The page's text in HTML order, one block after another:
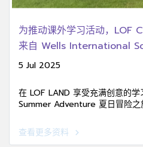
为推动课外学习活动，LOF
来自 Wells International School
Campus 的学生前来 LOF
5 Jul 2025
在 LOF LAND 享受充满创意的
Summer Adventure 夏日冒险之
查看更多资料